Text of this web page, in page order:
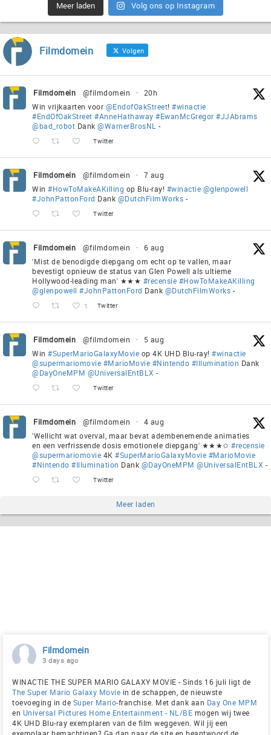
Meer laden Volg ons op Instagram
Filmdomein Volgen
Filmdomein @filmdomein ·
20h
Win vrijkaarten voor @EndofOakStreet! #winactie
#EndOfOakStreet #AnneHathaway #EwanMcGregor #JJAbrams
@bad_robot Dank @WarnerBrosNL -
Twitter
Filmdomein @filmdomein ·
7 aug
Win #HowToMakeAKilling op Blu-ray! #winactie @glenpowell
#JohnPattonFord Dank @DutchFilmWorks -
Twitter
Filmdomein @filmdomein ·
6 aug
'Mist de benodigde diepgang om echt op te vallen, maar
bevestigt opnieuw de status van Glen Powell als ultieme
Hollywood-leading man' ★★★ #recensie #HowToMakeAKilling
@glenpowell #JohnPattonFord Dank @DutchFilmWorks -
1 Twitter
Filmdomein @filmdomein ·
5 aug
Win #SuperMarioGalaxyMovie op 4K UHD Blu-ray! #winactie
@supermariomovie #MarioMovie #Nintendo #Illumination Dank
@DayOneMPM @UniversalEntBLX -
Twitter
Filmdomein @filmdomein ·
4 aug
'Wellicht wat overval, maar bevat adembenemende animaties
en een verfrissende dosis emotionele diepgang' ★★★✩ #recensie
@supermariomovie 4K #SuperMarioGalaxyMovie #MarioMovie
#Nintendo #Illumination Dank @DayOneMPM @UniversalEntBLX -
Twitter
Meer laden
Filmdomein
3 days ago
WINACTIE THE SUPER MARIO GALAXY MOVIE - Sinds 16 juli ligt de
The Super Mario Galaxy Movie in de schappen, de nieuwste
toevoeging in de Super Mario-franchise. Met dank aan Day One MPM
en Universal Pictures Home Entertainment - NL/BE mogen wij twee
4K UHD Blu-ray exemplaren van de film weggeven. Wil jij een
exemplaar bemachtigen? Ga dan naar de site en beantwoord de